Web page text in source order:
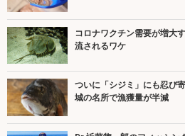
コロナワクチン需要が増大
流されるワケ
ついに「シジミ」にも忍び
城の名所で漁獲量が半減